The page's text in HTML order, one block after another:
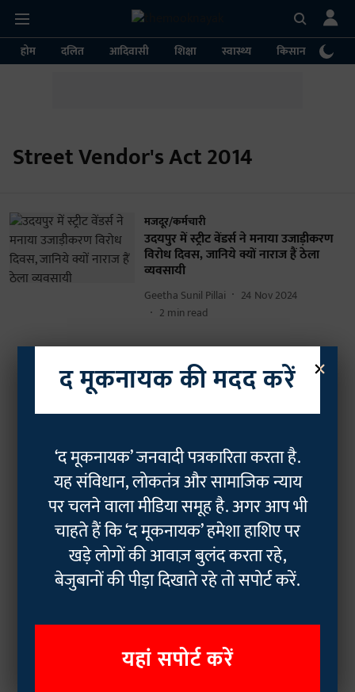
होम दलित आदिवासी शिक्षा स्वास्थ्य किसान
Street Vendor's Act 2014
मजदूर/कर्मचारी
उदयपुर में स्ट्रीट वेंडर्स ने मनाया उजाड़ीकरण
विरोध दिवस, जानिये क्यों नाराज हैं ठेला
व्यवसायी
Geetha Sunil Pillai
24 Nov 2024
2 min read
×
द मूकनायक की मदद करें
‘द मूकनायक’ जनवादी पत्रकारिता करता है.
यह संविधान, लोकतंत्र और सामाजिक न्याय
पर चलने वाला मीडिया समूह है. अगर आप भी
चाहते हैं कि ‘द मूकनायक’ हमेशा हाशिए पर
खड़े लोगों की आवाज़ बुलंद करता रहे,
बेजुबानों की पीड़ा दिखाते रहे तो सपोर्ट करें.
यहां सपोर्ट करें